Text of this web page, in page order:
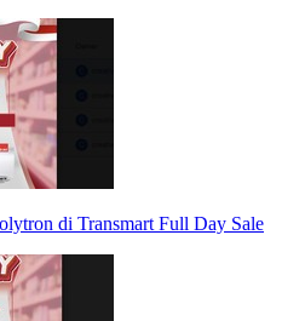
di Transmart Full Day Sale